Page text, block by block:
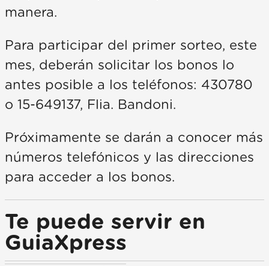
manera.
Para participar del primer sorteo, este
mes, deberán solicitar los bonos lo
antes posible a los teléfonos: 430780
o 15-649137, Flia. Bandoni.
Próximamente se darán a conocer más
números telefónicos y las direcciones
para acceder a los bonos.
Te puede servir en
GuiaXpress